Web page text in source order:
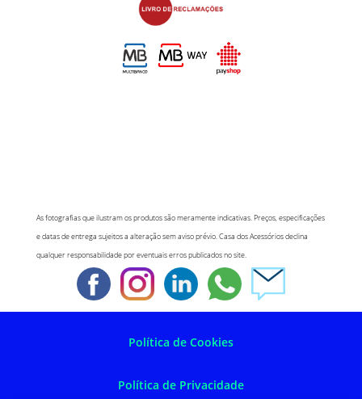
As fotografias que ilustram os produtos são meramente indicativas. Preços, especificações
e datas de entrega sujeitos a alteração sem aviso prévio. Casa dos Acessórios declina
qualquer responsabilidade por eventuais erros publicados no site.
Política de Cookies
Política de Privacidade